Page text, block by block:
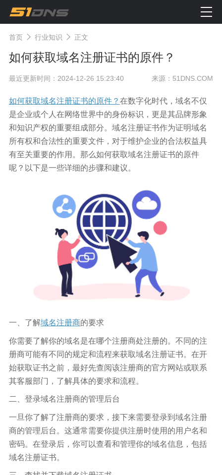
首页 行业知识 正文
如何获取域名注册证书的原件？
最近更新时间：2024-12-26 15:23:40 来源：51DNS.COM
如何获取域名注册证书的原件？ 在数字化时代，域名不仅
是企业或个人在网络世界中的身份标识，更是其品牌形象
和知识产权的重要组成部分。域名注册证书作为证明域名
所有权和合法性的重要文件，对于维护企业的合法权益具
有至关重要的作用。那么如何获取域名注册证书的原件
呢？以下是一些详细的步骤和建议。
一、了解域名注册商的要求
你需要了解你的域名是在哪个注册商处注册的。不同的注
册商可能有不同的规定和流程来获取域名注册证书。在开
始获取证书之前，最好先查阅该注册商的官方网站或联系
其客服部门，了解具体的要求和流程。
二、登录域名注册商的管理后台
一旦你了解了注册商的要求，接下来需要登录到域名注册
商的管理后台。这通常需要你提供注册时使用的用户名和
密码。在登录后，你可以查看和管理你的域名信息，包括
域名注册证书。